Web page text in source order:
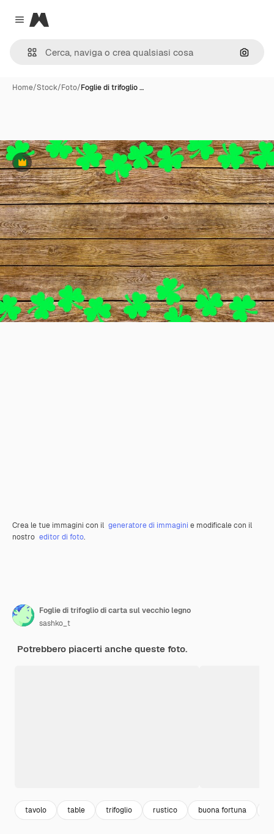
Close menu
Magnific
Cerca
Home/Stock/Foto/Foglie di trifoglio …
Premium
Crea le tue immagini con il generatore di immagini e modificale con il
nostro editor di foto.
Foglie di trifoglio di carta sul vecchio legno
sashko_t
Potrebbero piacerti anche queste foto.
tavolo table trifoglio rustico buona fortuna